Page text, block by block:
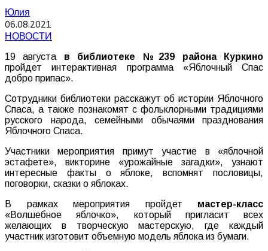
Юлия
06.08.2021
НОВОСТИ
19 августа в библиотеке №239 района Куркино
пройдет интерактивная программа «Яблочный Спас
добро припас».
Сотрудники библиотеки расскажут об истории Яблочного
Спаса, а также познакомят с фольклорными традициями
русского народа, семейными обычаями празднования
Яблочного Спаса.
Участники мероприятия примут участие в «яблочной
эстафете», викторине «урожайные загадки», узнают
интересные факты о яблоке, вспомнят пословицы,
поговорки, сказки о яблоках.
В рамках мероприятия пройдет мастер-класс
«Волшебное яблочко», который пригласит всех
желающих в творческую мастерскую, где каждый
участник изготовит объемную модель яблока из бумаги.